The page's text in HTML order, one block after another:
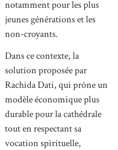
notamment pour les plus
jeunes générations et les
non-croyants.
Dans ce contexte, la
solution proposée par
Rachida Dati, qui prône un
modèle économique plus
durable pour la cathédrale
tout en respectant sa
vocation spirituelle,